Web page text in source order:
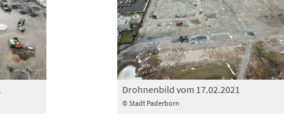
© Stadt Paderborn
Drohnenbild vom 17.02.2021